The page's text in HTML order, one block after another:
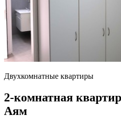
Двухкомнатные квартиры
2-комнатная
Аям